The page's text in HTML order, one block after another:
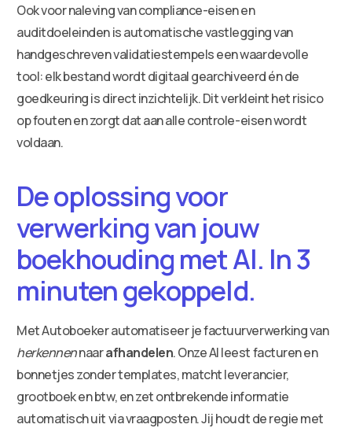
Ook voor naleving van compliance-eisen en
auditdoeleinden is automatische vastlegging van
handgeschreven validatiestempels een waardevolle
tool: elk bestand wordt digitaal gearchiveerd én de
goedkeuring is direct inzichtelijk. Dit verkleint het risico
op fouten en zorgt dat aan alle controle-eisen wordt
voldaan.
De oplossing voor
verwerking van jouw
boekhouding met AI. In 3
minuten gekoppeld.
Met Autoboeker automatiseer je factuurverwerking van
herkennennaarafhandelen. Onze AI leest facturen en
bonnetjes zonder templates, matcht leverancier,
grootboek en btw, en zet ontbrekende informatie
automatisch uit via vraagposten. Jij houdt de regie met